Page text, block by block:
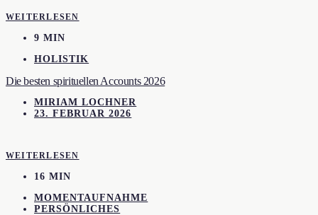
WEITERLESEN
9 MIN
HOLISTIK
Die besten spirituellen Accounts 2026
MIRIAM LOCHNER
23. FEBRUAR 2026
WEITERLESEN
16 MIN
MOMENTAUFNAHME
PERSÖNLICHES